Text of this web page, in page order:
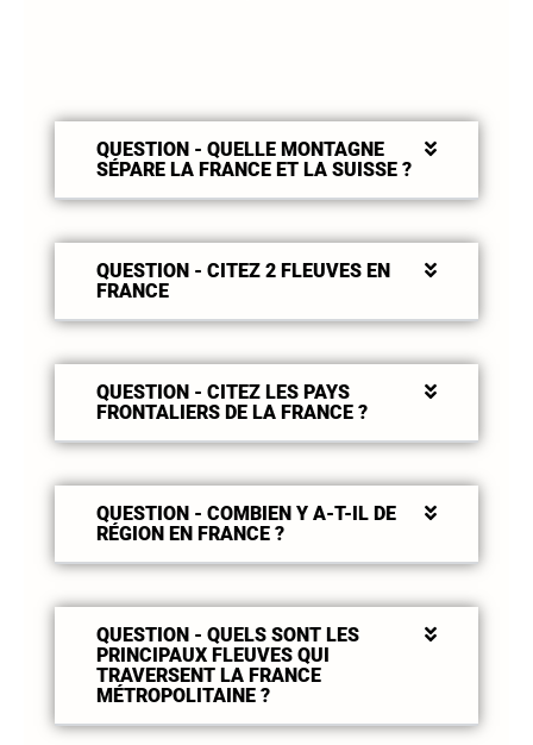
QUESTION - QUELLE MONTAGNE
SÉPARE LA FRANCE ET LA SUISSE ?
QUESTION - CITEZ 2 FLEUVES EN
FRANCE
QUESTION - CITEZ LES PAYS
FRONTALIERS DE LA FRANCE ?
QUESTION - COMBIEN Y A-T-IL DE
RÉGION EN FRANCE ?
QUESTION - QUELS SONT LES
PRINCIPAUX FLEUVES QUI
TRAVERSENT LA FRANCE
MÉTROPOLITAINE ?